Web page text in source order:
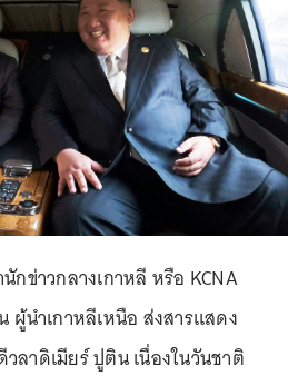
กข่าวกลางเกาหลี หรือ KCNA
ผู้นำเกาหลีเหนือ ส่งสารแสดง
ลาดิเมียร์ ปูติน เนื่องในวันชาติ